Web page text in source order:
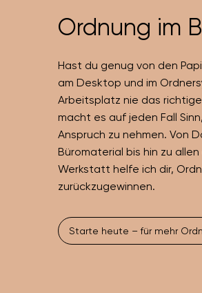
Ordnung im
Hast du genug von den
am Desktop und im
Arbeitsplatz nie das
macht es auf jeden Fall
Anspruch zu nehmen. Von
Büromaterial bis hin zu
Werkstatt helfe ich dir,
zurückzugewinnen.
Starte heute – für mehr